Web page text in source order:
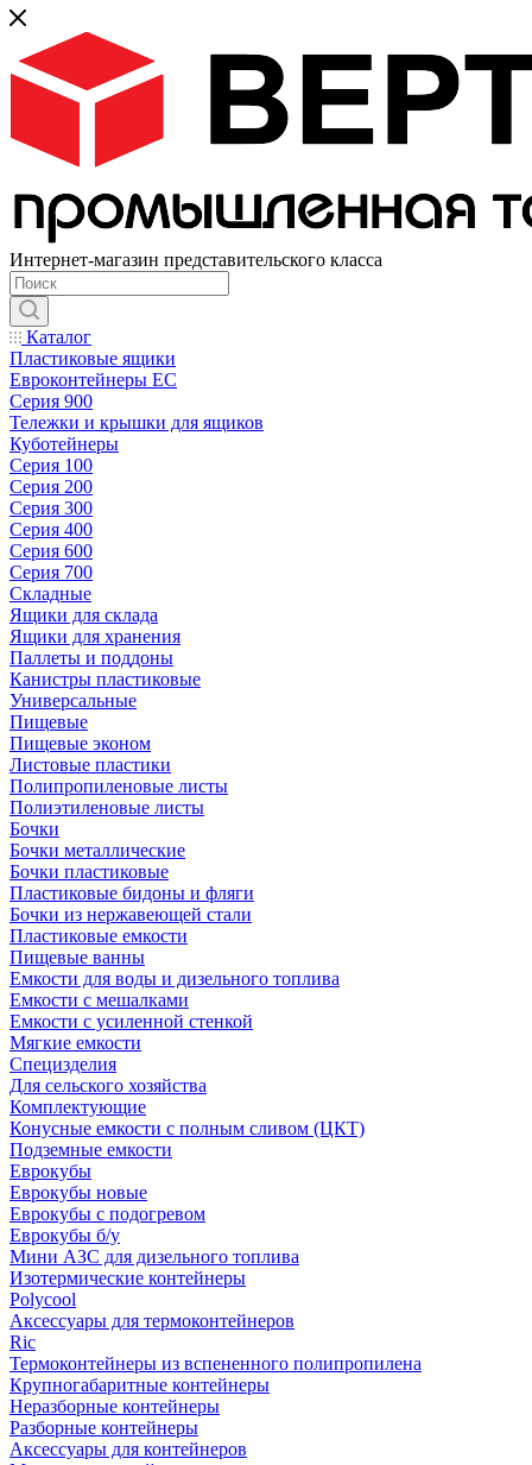
Интернет-магазин представительского класса
Каталог
Пластиковые ящики
Евроконтейнеры ЕС
Серия 900
Тележки и крышки для ящиков
Куботейнеры
Серия 100
Серия 200
Серия 300
Серия 400
Серия 600
Серия 700
Складные
Ящики для склада
Ящики для хранения
Паллеты и поддоны
Канистры пластиковые
Универсальные
Пищевые
Пищевые эконом
Листовые пластики
Полипропиленовые листы
Полиэтиленовые листы
Бочки
Бочки металлические
Бочки пластиковые
Пластиковые бидоны и фляги
Бочки из нержавеющей стали
Пластиковые емкости
Пищевые ванны
Емкости для воды и дизельного топлива
Емкости с мешалками
Емкости с усиленной стенкой
Мягкие емкости
Специзделия
Для сельского хозяйства
Комплектующие
Конусные емкости с полным сливом (ЦКТ)
Подземные емкости
Еврокубы
Еврокубы новые
Еврокубы с подогревом
Еврокубы б/у
Мини АЗС для дизельного топлива
Изотермические контейнеры
Polycool
Аксессуары для термоконтейнеров
Ric
Термоконтейнеры из вспененного полипропилена
Крупногабаритные контейнеры
Неразборные контейнеры
Разборные контейнеры
Аксессуары для контейнеров